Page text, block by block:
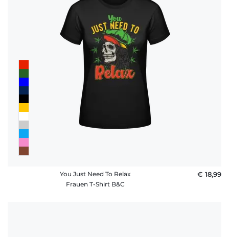
You Just Need To Relax
Frauen T-Shirt B&C
€ 18,99